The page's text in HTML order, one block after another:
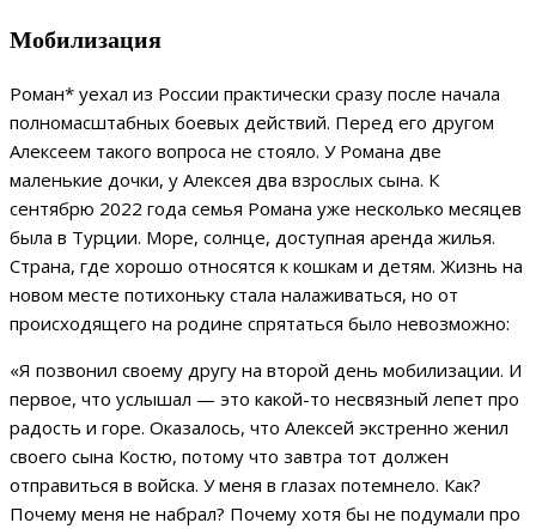
Мобилизация
Роман* уехал из России практически сразу после начала
полномасштабных боевых действий. Перед его другом
Алексеем такого вопроса не стояло. У Романа две
маленькие дочки, у Алексея два взрослых сына. К
сентябрю 2022 года семья Романа уже несколько месяцев
была в Турции. Море, солнце, доступная аренда жилья.
Страна, где хорошо относятся к кошкам и детям. Жизнь на
новом месте потихоньку стала налаживаться, но от
происходящего на родине спрятаться было невозможно:
«Я позвонил своему другу на второй день мобилизации. И
первое, что услышал — это какой-то несвязный лепет про
радость и горе. Оказалось, что Алексей экстренно женил
своего сына Костю, потому что завтра тот должен
отправиться в войска. У меня в глазах потемнело. Как?
Почему меня не набрал? Почему хотя бы не подумали про